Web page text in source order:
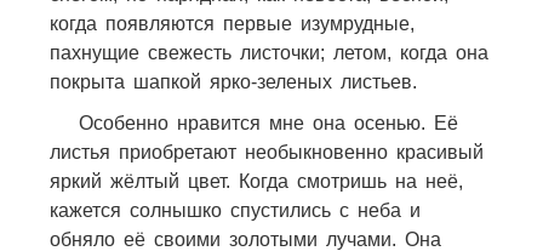
когда появляются первые изумрудные,
пахнущие свежесть листочки; летом, когда она
покрыта шапкой ярко-зеленых листьев.
Особенно нравится мне она осенью. Её
листья приобретают необыкновенно красивый
яркий жёлтый цвет. Когда смотришь на неё,
кажется солнышко спустились с неба и
обняло её своими золотыми лучами. Она